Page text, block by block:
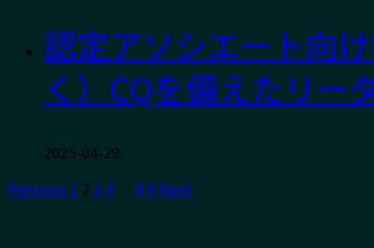
認定アソシエート向
く）CQを備えたリー
2025-04-29
Previous 1 2 3 4 … 8 9 Next